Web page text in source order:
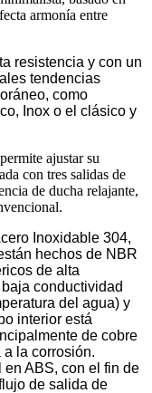
armonía entre
resistencia y con un
tendencias
como
Inox o el clásico y
ajustar su
con tres salidas de
de ducha relajante,
Inoxidable 304,
hechos de NBR
de alta
conductividad
del agua) y
interior está
de cobre
la corrosión.
ABS, con el fin de
de salida de